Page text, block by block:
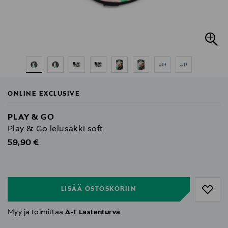
ONLINE EXCLUSIVE
PLAY & GO
Play & Go lelusäkki soft
Original Price
59,90 €
LISÄÄ OSTOSKORIIN
Myy ja toimittaaA-T Lastenturva